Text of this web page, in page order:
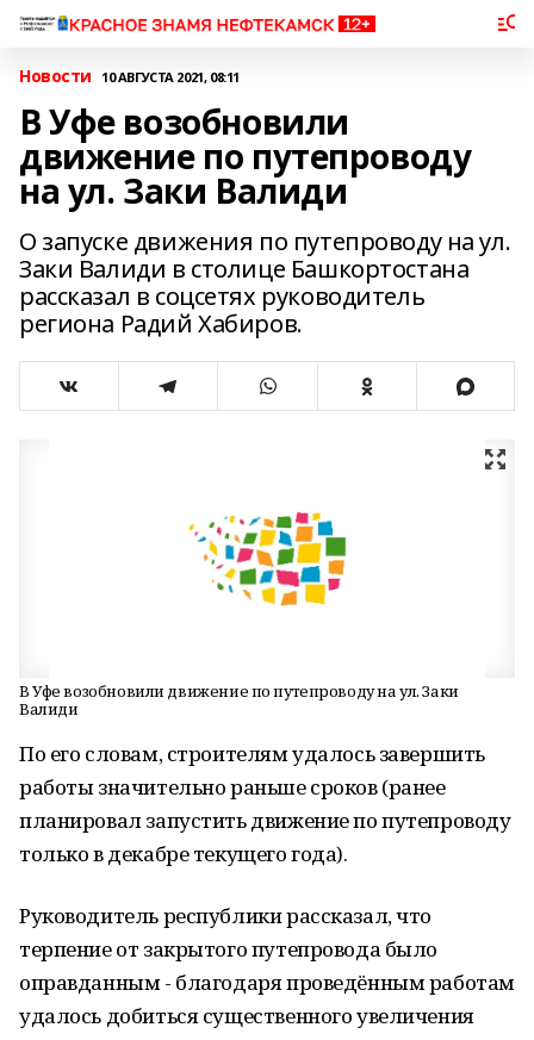
Новости 10 АВГУСТА 2021, 08:11
В Уфе возобновили
движение по путепроводу
на ул. Заки Валиди
О запуске движения по путепроводу на ул.
Заки Валиди в столице Башкортостана
рассказал в соцсетях руководитель
региона Радий Хабиров.
В Уфе возобновили движение по путепроводу на ул. Заки
Валиди
По его словам, строителям удалось завершить
работы значительно раньше сроков (ранее
планировал запустить движение по путепроводу
только в декабре текущего года).
Руководитель республики рассказал, что
терпение от закрытого путепровода было
оправданным - благодаря проведённым работам
удалось добиться существенного увеличения